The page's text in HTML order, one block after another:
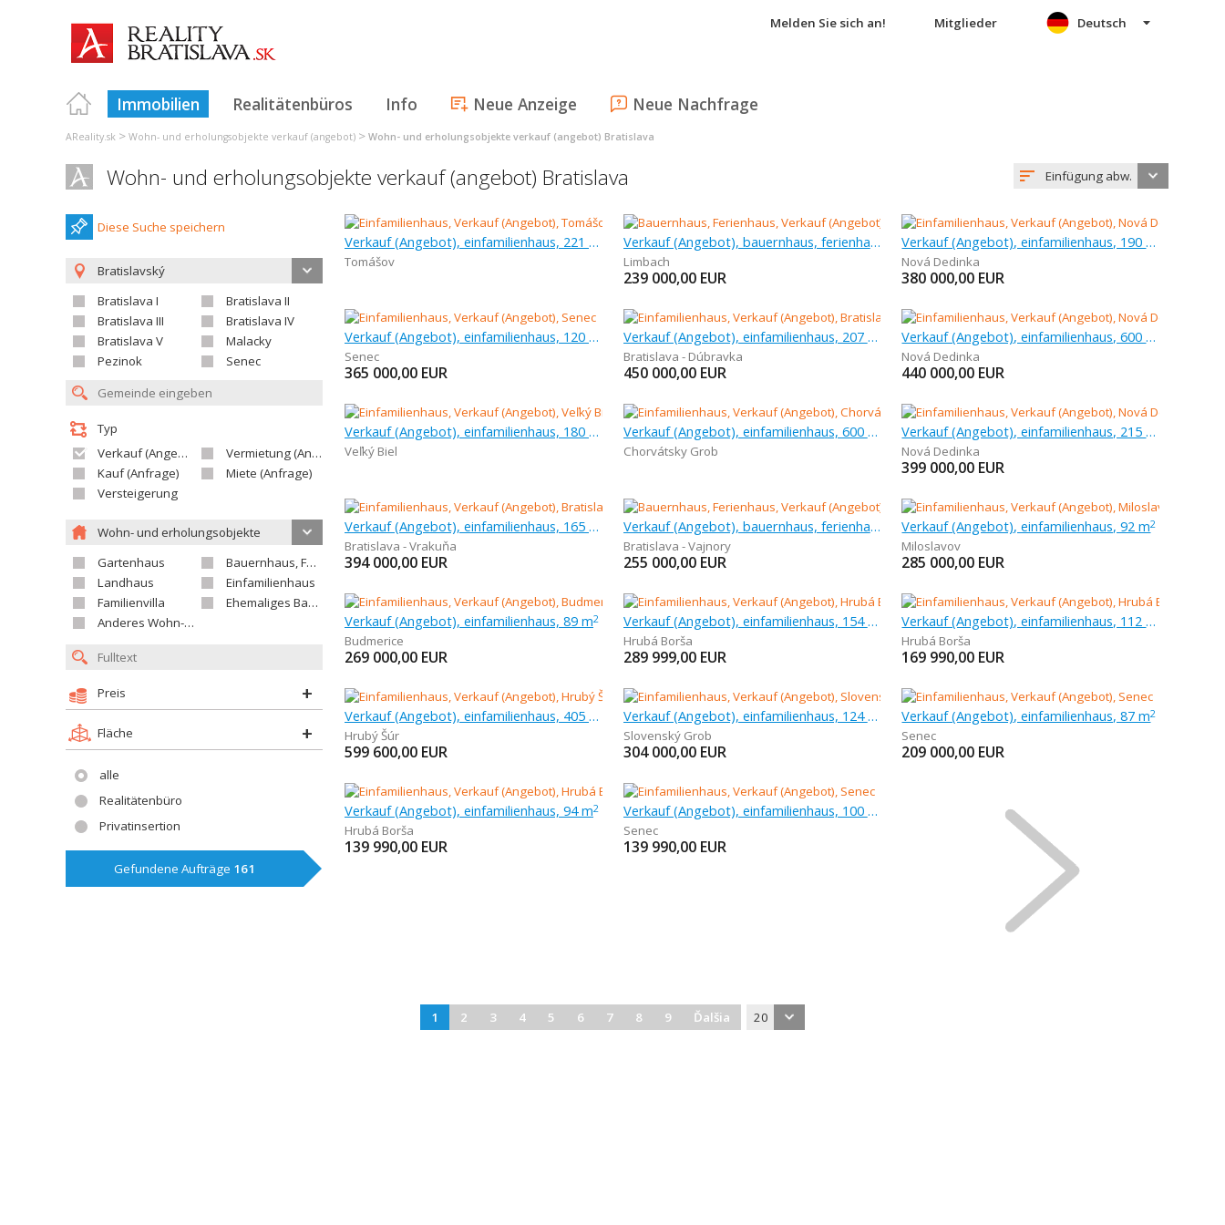
Melden Sie sich an! Mitglieder
Immobilien Realitätenbüros Info Neue Anzeige Neue Nachfrage
Deutsch
AReality.sk > Wohn- und erholungsobjekte verkauf (angebot) > Wohn- und erholungsobjekte verkauf (angebot) Bratislava
Wohn- und erholungsobjekte verkauf (angebot) Bratislava Einfügung abw.
Diese Suche speichern
Bratislavský
Bratislava I
Bratislava II
Bratislava III
Bratislava IV
Bratislava V
Malacky
Pezinok
Senec
Typ
Verkauf (Angebot)
Vermietung (Angebot)
Kauf (Anfrage)
Miete (Anfrage)
Versteigerung
Wohn- und erholungsobjekte
Gartenhaus
Bauernhaus, Ferienhaus
Landhaus
Einfamilienhaus
Familienvilla
Ehemaliges Bauerngut
Anderes Wohn- oder Ferienobjekt
Preis
Fläche
alle
Realitätenbüro
Privatinsertion
Gefundene Aufträge 161
Verkauf (Angebot), einfamilienhaus, 221 m
Tomášov
Verkauf (Angebot), bauernhaus, ferienhaus, 90 m
Limbach
239 000,00 EUR
Verkauf (Angebot), einfamilienhaus, 190 m
Nová Dedinka
380 000,00 EUR
Verkauf (Angebot), einfamilienhaus, 120 m
Senec
365 000,00 EUR
Verkauf (Angebot), einfamilienhaus, 207 m
Bratislava - Dúbravka
450 000,00 EUR
Verkauf (Angebot), einfamilienhaus, 600 m
Nová Dedinka
440 000,00 EUR
Verkauf (Angebot), einfamilienhaus, 180 m
Veľký Biel
Verkauf (Angebot), einfamilienhaus, 600 m
Chorvátsky Grob
Verkauf (Angebot), einfamilienhaus, 215 m
Nová Dedinka
399 000,00 EUR
Verkauf (Angebot), einfamilienhaus, 165 m
Bratislava - Vrakuňa
394 000,00 EUR
Verkauf (Angebot), bauernhaus, ferienhaus, 75 m
Bratislava - Vajnory
255 000,00 EUR
Verkauf (Angebot), einfamilienhaus, 92 m2
Miloslavov
285 000,00 EUR
Verkauf (Angebot), einfamilienhaus, 89 m2
Budmerice
269 000,00 EUR
Verkauf (Angebot), einfamilienhaus, 154 m
Hrubá Borša
289 999,00 EUR
Verkauf (Angebot), einfamilienhaus, 112 m
Hrubá Borša
169 990,00 EUR
Verkauf (Angebot), einfamilienhaus, 405 m
Hrubý Šúr
599 600,00 EUR
Verkauf (Angebot), einfamilienhaus, 124 m
Slovenský Grob
304 000,00 EUR
Verkauf (Angebot), einfamilienhaus, 87 m2
Senec
209 000,00 EUR
Verkauf (Angebot), einfamilienhaus, 94 m2
Hrubá Borša
139 990,00 EUR
Verkauf (Angebot), einfamilienhaus, 100 m
Senec
139 990,00 EUR
1 2 3 4 5 6 7 8 9 Ďalšia 20